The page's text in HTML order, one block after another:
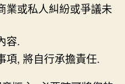
業或私人糾紛或爭議未
容.
項, 將自行承擔責任.